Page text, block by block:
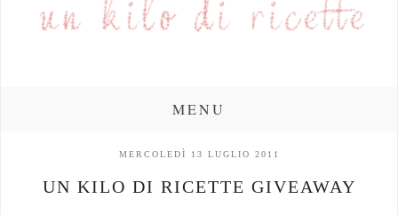
MENU
MERCOLEDÌ 13 LUGLIO 2011
UN KILO DI RICETTE GIVEAWAY